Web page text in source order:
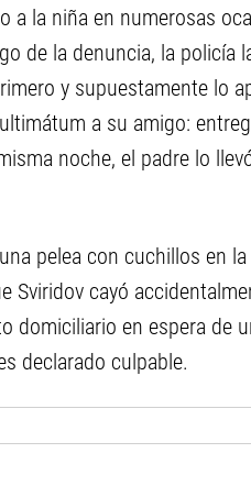
a la niña en numerosas
de la denuncia, la
y supuestamente lo
a su amigo:
noche, el padre lo
pelea con cuchillos en
Sviridov cayó
domiciliario en espera de
declarado culpable.